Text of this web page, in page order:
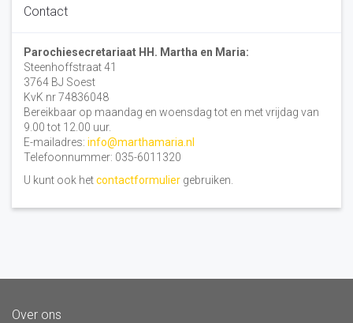
Contact
Parochiesecretariaat HH. Martha en Maria:
Steenhoffstraat 41
3764 BJ Soest
KvK nr 74836048
Bereikbaar op maandag en woensdag tot en met vrijdag van
9.00 tot 12.00 uur.
E-mailadres: info@marthamaria.nl
Telefoonnummer: 035-6011320
U kunt ook hetcontactformulier gebruiken.
Over ons